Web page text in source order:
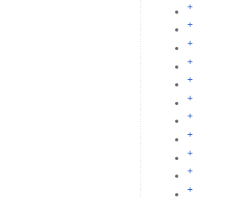
+
+
+
+
+
+
+
+
+
+
+